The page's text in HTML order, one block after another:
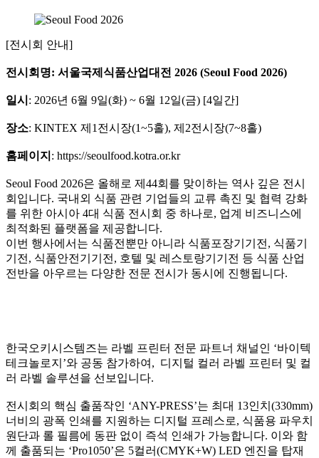
[전시회 안내]
전시회명: 서울국제식품산업대전 2026 (Seoul Food 2026)
일시 : 2026년 6월 9일(화) ~ 6월 12일(금) [4일간]
장소: KINTEX 제1전시장(1~5홀), 제2전시장(7~8홀)
홈페이지 : https://seoulfood.kotra.or.kr
Seoul Food 2026은 올해로 제44회를 맞이하는 역사 깊은 전시
회입니다. 국내외 식품 관련 기업들의 교류 촉진 및 협력 강화
를 위한 아시아 4대 식품 전시회 중 하나로, 업계 비즈니스에
최적화된 플랫폼을 제공합니다.
이번 행사에서는 식품전뿐만 아니라 식품포장기기전, 식품기
기전, 식품안전기기전, 호텔 및 레스토랑기기전 등 식품 산업
전반을 아우르는 다양한 전문 전시가 동시에 진행됩니다.
한국오키시스템즈는 라벨 프린터 전문 파트너 채널인 ‘바이텍
테크놀로지’와 공동 참가하여, 디지털 컬러 라벨 프린터 및 컬
러 라벨 솔루션을 선보입니다.
전시회의 핵심 출품작인 ‘ANY-PRESS’는 최대 13인치(330mm)
너비의 광폭 인쇄를 지원하는 디지털 프레스로, 식품용 파우치
원단과 롤 필름에 동판 없이 즉석 인쇄가 가능합니다. 이와 함
께 출품되는 ‘Pro1050’은 5컬러(CMYK+W) LED 엔진을 탑재